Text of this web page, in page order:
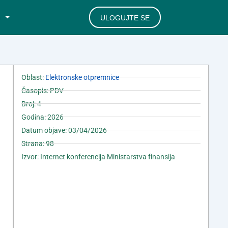
ULOGUJTE SE
Oblast:Elektronske otpremnice
Časopis: PDV
Broj: 4
Godina: 2026
Datum objave: 03/04/2026
Strana: 98
Izvor: Internet konferencija Ministarstva finansija